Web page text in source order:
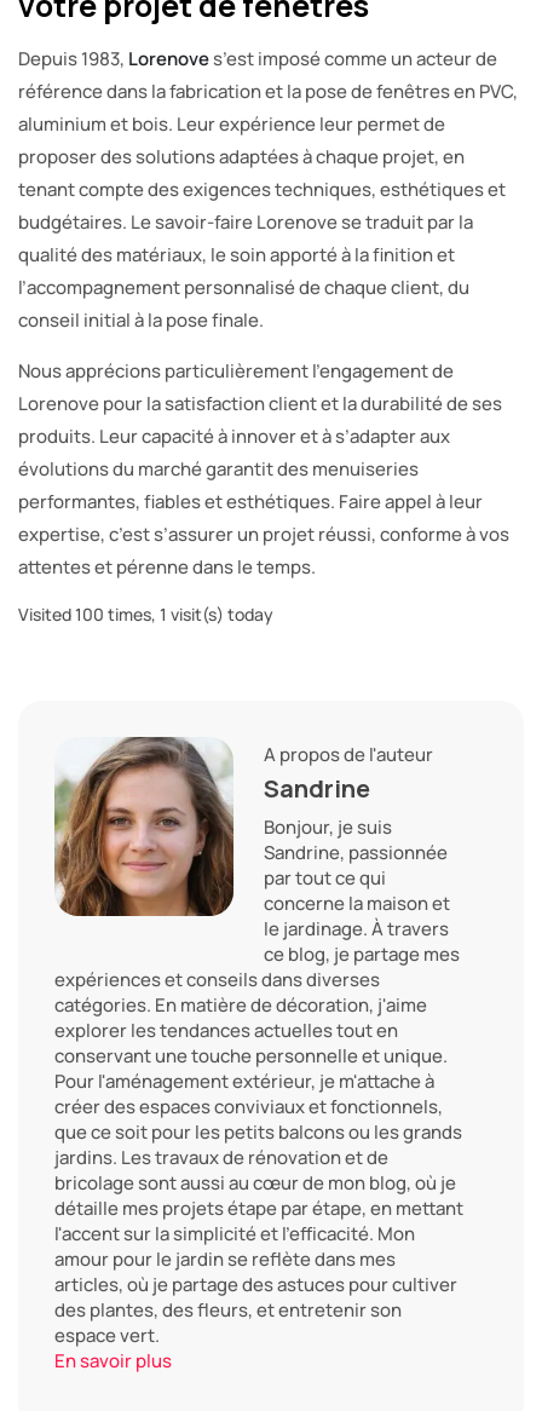
Depuis 1983, Lorenoves’est imposé comme un acteur de
référence dans la fabrication et la pose de fenêtres en PVC,
aluminium et bois. Leur expérience leur permet de
proposer des solutions adaptées à chaque projet, en
tenant compte des exigences techniques, esthétiques et
budgétaires. Le savoir-faire Lorenove se traduit par la
qualité des matériaux, le soin apporté à la finition et
l’accompagnement personnalisé de chaque client, du
conseil initial à la pose finale.
Nous apprécions particulièrement l’engagement de
Lorenove pour la satisfaction client et la durabilité de ses
produits. Leur capacité à innover et à s’adapter aux
évolutions du marché garantit des menuiseries
performantes, fiables et esthétiques. Faire appel à leur
expertise, c’est s’assurer un projet réussi, conforme à vos
attentes et pérenne dans le temps.
Visited 100 times, 1 visit(s) today
A propos de l'auteur
Sandrine
Bonjour, je suis
Sandrine, passionnée
par tout ce qui
concerne la maison et
le jardinage. À travers
ce blog, je partage mes
expériences et conseils dans diverses
catégories. En matière de décoration, j'aime
explorer les tendances actuelles tout en
conservant une touche personnelle et unique.
Pour l'aménagement extérieur, je m'attache à
créer des espaces conviviaux et fonctionnels,
que ce soit pour les petits balcons ou les grands
jardins. Les travaux de rénovation et de
bricolage sont aussi au cœur de mon blog, où je
détaille mes projets étape par étape, en mettant
l'accent sur la simplicité et l'efficacité. Mon
amour pour le jardin se reflète dans mes
articles, où je partage des astuces pour cultiver
des plantes, des fleurs, et entretenir son
espace vert.
En savoir plus